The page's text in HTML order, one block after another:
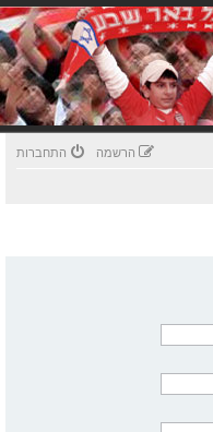
התחברות הרשמה